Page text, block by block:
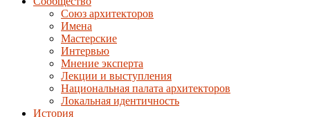
Союз архитекторов
Имена
Мастерские
Интервью
Мнение эксперта
Лекции и выступления
Национальная палата архитекторов
Локальная идентичность
История